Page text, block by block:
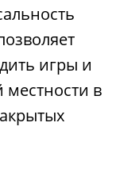
игры и
местности в